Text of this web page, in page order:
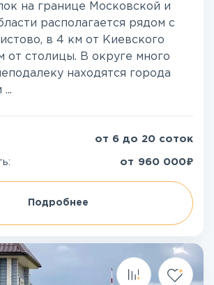
на границе Московской и
располагается рядом с
в 4 км от Киевского
от столицы. В округе много
находятся города
от 6 до 20 соток
от 960 000₽
Подробнее